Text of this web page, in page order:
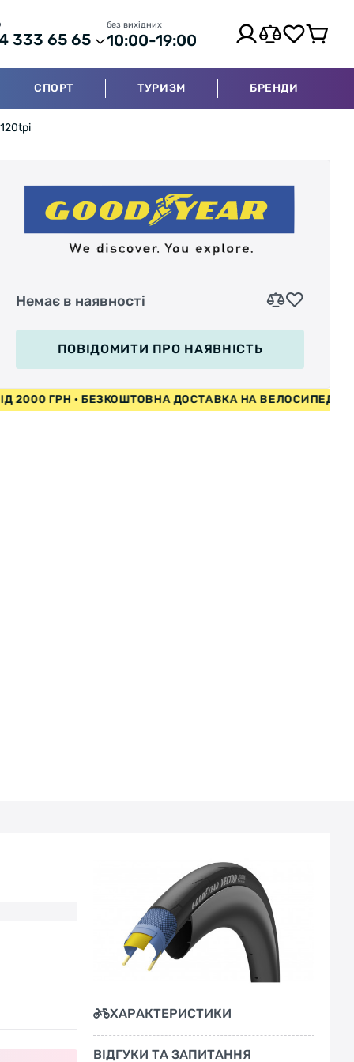
333 65 65
без вихідних
10:00-19:00
СПОРТ ТУРИЗМ БРЕНДИ
Немає в наявності
ПОВІДОМИТИ ПРО НАЯВНІСТЬ
ВІД 2000 ГРН • БЕЗКОШТОВНА ДОСТАВКА НА
ХАРАКТЕРИСТИКИ
ВІДГУКИ ТА ЗАПИТАННЯ